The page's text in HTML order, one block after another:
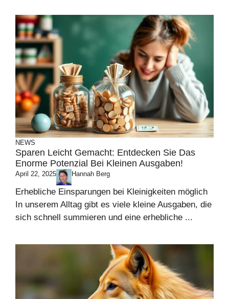
NEWS
Sparen Leicht Gemacht: Entdecken Sie Das
Enorme Potenzial Bei Kleinen Ausgaben!
April 22, 2025 Hannah Berg
Erhebliche Einsparungen bei Kleinigkeiten möglich
In unserem Alltag gibt es viele kleine Ausgaben, die
sich schnell summieren und eine erhebliche ...